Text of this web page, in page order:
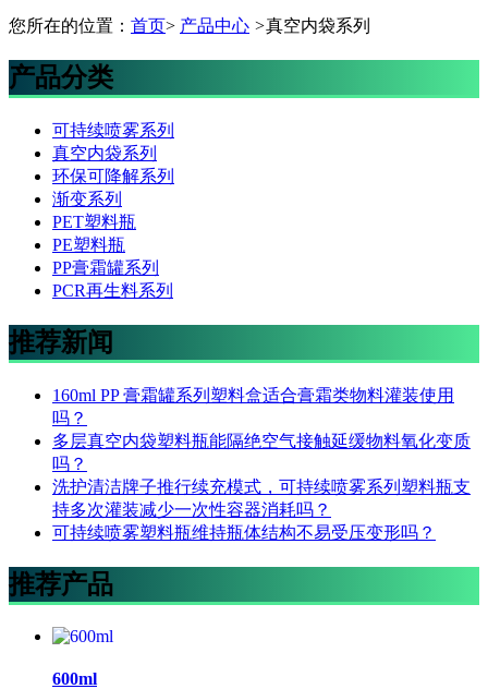
您所在的位置： 首页> 产品中心 >真空内袋系列
产品分类
可持续喷雾系列
真空内袋系列
环保可降解系列
渐变系列
PET塑料瓶
PE塑料瓶
PP膏霜罐系列
PCR再生料系列
推荐新闻
160ml PP 膏霜罐系列塑料盒适合膏霜类物料灌装使用
吗？
多层真空内袋塑料瓶能隔绝空气接触延缓物料氧化变质
吗？
洗护清洁牌子推行续充模式，可持续喷雾系列塑料瓶支
持多次灌装减少一次性容器消耗吗？
可持续喷雾塑料瓶维持瓶体结构不易受压变形吗？
推荐产品
600ml